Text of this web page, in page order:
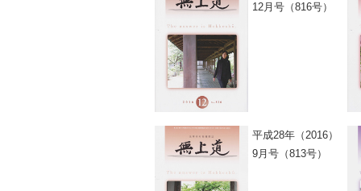
12月号（816号）
平成28年（2016）
9月号（813号）